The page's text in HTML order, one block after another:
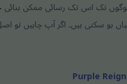
لوگوں تک اس تک رسائی ممکن
ہو سکتی ہیں۔ اگر آپ چاہیں تو
Purple